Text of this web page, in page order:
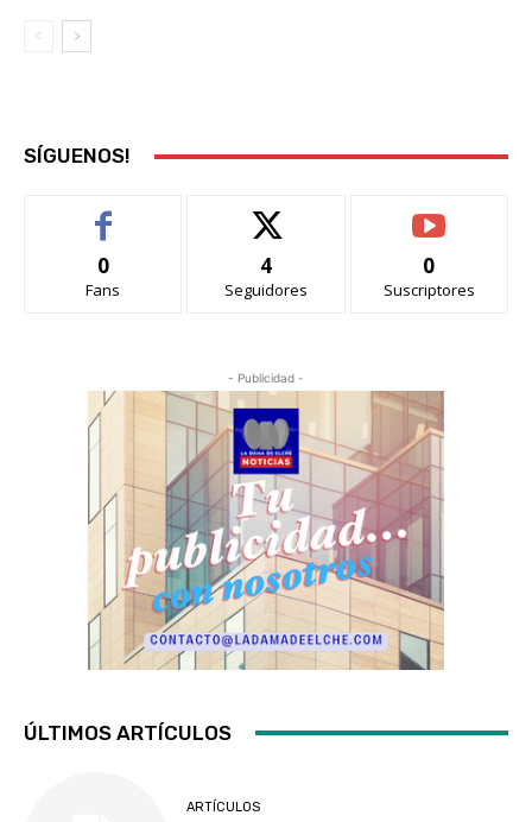
SÍGUENOS!
0
Fans
4
Seguidores
0
Suscriptores
- Publicidad -
ÚLTIMOS ARTÍCULOS
ARTÍCULOS